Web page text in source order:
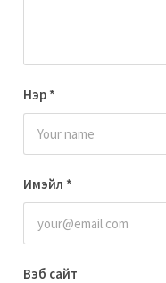
Нэр *
Имэйл *
Вэб сайт